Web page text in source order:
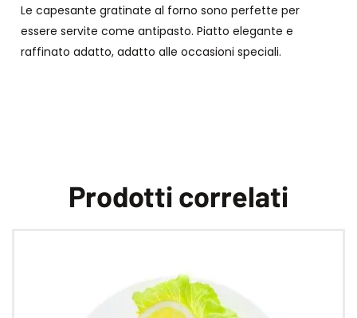
Le capesante gratinate al forno sono perfette per
essere servite come antipasto. Piatto elegante e
raffinato adatto, adatto alle occasioni speciali.
Prodotti correlati